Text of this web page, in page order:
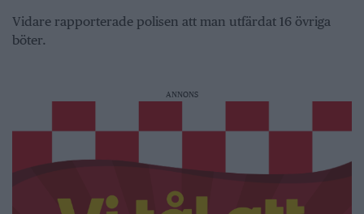
Vidare rapporterade polisen att man utfärdat 16 övriga
böter.
ANNONS